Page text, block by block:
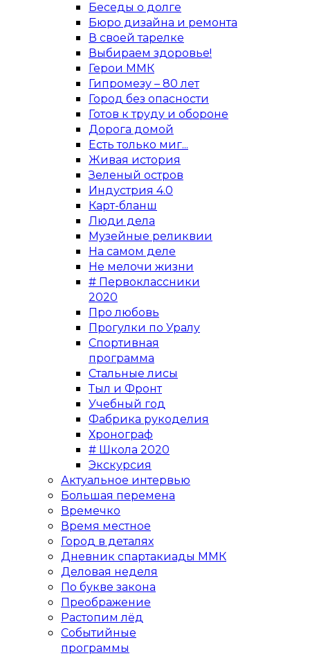
Беседы о долге
Бюро дизайна и ремонта
В своей тарелке
Выбираем здоровье!
Герои ММК
Гипромезу – 80 лет
Город без опасности
Готов к труду и обороне
Дорога домой
Есть только миг...
Живая история
Зеленый остров
Индустрия 4.0
Карт-бланш
Люди дела
Музейные реликвии
На самом деле
Не мелочи жизни
# Первоклассники
2020
Про любовь
Прогулки по Уралу
Спортивная
программа
Стальные лисы
Тыл и Фронт
Учебный год
Фабрика рукоделия
Хронограф
# Школа 2020
Экскурсия
Актуальное интервью
Большая перемена
Времечко
Время местное
Город в деталях
Дневник спартакиады ММК
Деловая неделя
По букве закона
Преображение
Растопим лёд
Событийные
программы